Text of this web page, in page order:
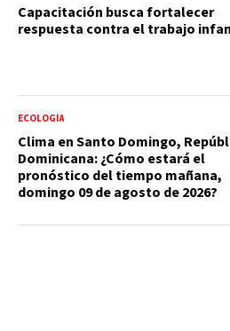
Capacitación busca fortalecer
respuesta contra el trabajo
ECOLOGÍA
Clima en Santo Domingo,
Dominicana: ¿Cómo estará el
pronóstico del tiempo mañana,
domingo 09 de agosto de 2026?